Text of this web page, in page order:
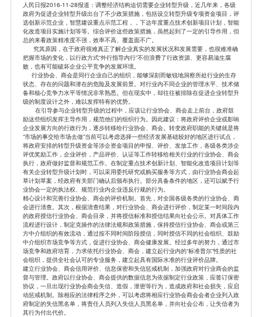
产品导览
协会成员
分支机构
行业动态
人民日报2016-11-28报道：调整经济结构迫切需要企业转型升级，近几年来，各级
政府为促进企业转型升级出台了不少政策措施，包括设立转型升级专项资金项目，评
选创新示范企业，智慧建设重点示范工程，，下达年度重点技术创新项目计划，智能
化改造项目实施计划等等。综合评价这些政策措施，虽然起到了一定的引导作用，但
总的来看政策精准度不强，效率不高、覆盖面不广。
究其原因，在于政府很难真正了解企业真实的发展状况和发展需要，也很难准确
把握市场的变化，以行政方式“外行指导内行”不但浪费了行政资源、更容易滋生腐
败，也有可能破坏企业公平竞争的发展环境。
行业协会、商会是同行企业自己的组织，能够深刻而敏锐地洞察所处行业的生存
状态、存在的问题和潜在的危险及发展前景。对行业内不同企业的管理水平、技术储
备和核心竞争力水平等情况非常熟悉。但在现实中，却往往被排除在促进企业转型升
级的制度设计之外，难以发挥特有的优势。
在引导参与企业转型升级的过程中，应该让行业协会、商会走上前台，政府鼓
励这些组织发挥主导作用，规范他们的组织行为。因此建议：将政府评价企业或影响
企业发展方向的行政行为，逐步转移给行业协会、商会。转变政府职能的关键就是将
“市场的事交给市场去做”当前可以考虑选择一些经济发展基础较好的地区进行试点，
将政府安排的转型升级资金等涉企资金项目的申报、评价、发放工作，各级各类涉企
评优奖励工作，企业评价，产品评价、认证等工作转移给相关行业的行业协会、商会
执行，政府做好监督和规范工作。在制定重点技术创新计划、智能化改造项目计划等
有关企业转型升级计划时，可以采用委托研究或购买服务等方式，由行业协会商会起
草计划草案，经政府有关部门确认后颁布执行。部分具备条件的地区，还可以赋予行
业协会一定的执法权、规范行业内企业违反行规的行为。
精心设计和完善行业协会、商会的评价机制。首先，对全国各级各类的行业协会、商
会进行清查。其次，根据清查结果，对行业协会、商会进行评价，制定某一时间段内
的政府授信行业协会、商会目录，并将授信标准和授信结果向社会公示。对具体工作
流程进行设计，制定克操作的法律法规和政策措施，保持授信行业协会、商会或第三
方中介组织的有效流动，通过按不同时间阶段授信，同时授信不同的社会组织、鼓励
中介组织市场竞争等方式，促进行业协会、商会健康发展。经过多年的努力，通过市
场竞争和政府培育，力求依托行业协会、商会，建立起行业内的“标准普尔”性质的社
会组织，提供全社会认可的专业服务，建立起具有国际水准的行业评价品牌。
建立行业协会、商会信用评价、信息保密和失信惩戒机制，加强政府对行业商会的监
督与管理。政府以行业协会、商会提供的数据信息为依据制定行业政策，应签订保密
协议，一旦出现行业协会商会失信、造假，泄密等行为，造成政府和社会损失，应启
动惩戒机制。除相应的法律程序之外，可以考虑将相应行业协会商会会者企业列入政
府制定的失信黑名单，将责任人员列入失信人员黑名单，并向社会公布，让失信者为
其行为付出代价。